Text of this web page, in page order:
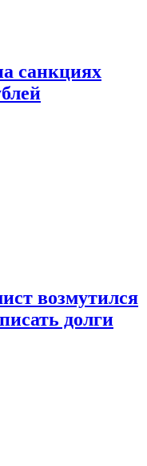
санкциях
возмутился
долги